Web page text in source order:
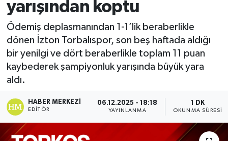
yarışından koptu
Ödemiş deplasmanından 1-1’lik beraberlikle
dönen İzton Torbalıspor, son beş haftada aldığı
bir yenilgi ve dört beraberlikle toplam 11 puan
kaybederek şampiyonluk yarışında büyük yara
aldı.
HABER MERKEZI
EDITÖR
06.12.2025 - 18:18
YAYINLANMA
1 DK
OKUNMA SÜRESI
İzmir Trafik Yoğunluk Haritası
Süper Lig Puan Durumu ve Fikstür
Tüm Manşetler
Haber Arşivi